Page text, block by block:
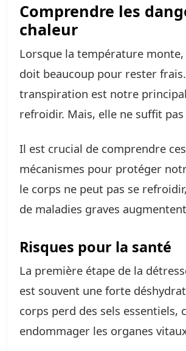
Comprendre les
chaleur
Lorsque la température
doit beaucoup pour rester
transpiration est notre
refroidir. Mais, elle ne suffit
Il est crucial de comprendre ces
mécanismes pour protéger
le corps ne peut pas se
de maladies graves
Risques pour la santé
La première étape de la
est souvent une forte
corps perd des sels essentiels,
endommager les organes